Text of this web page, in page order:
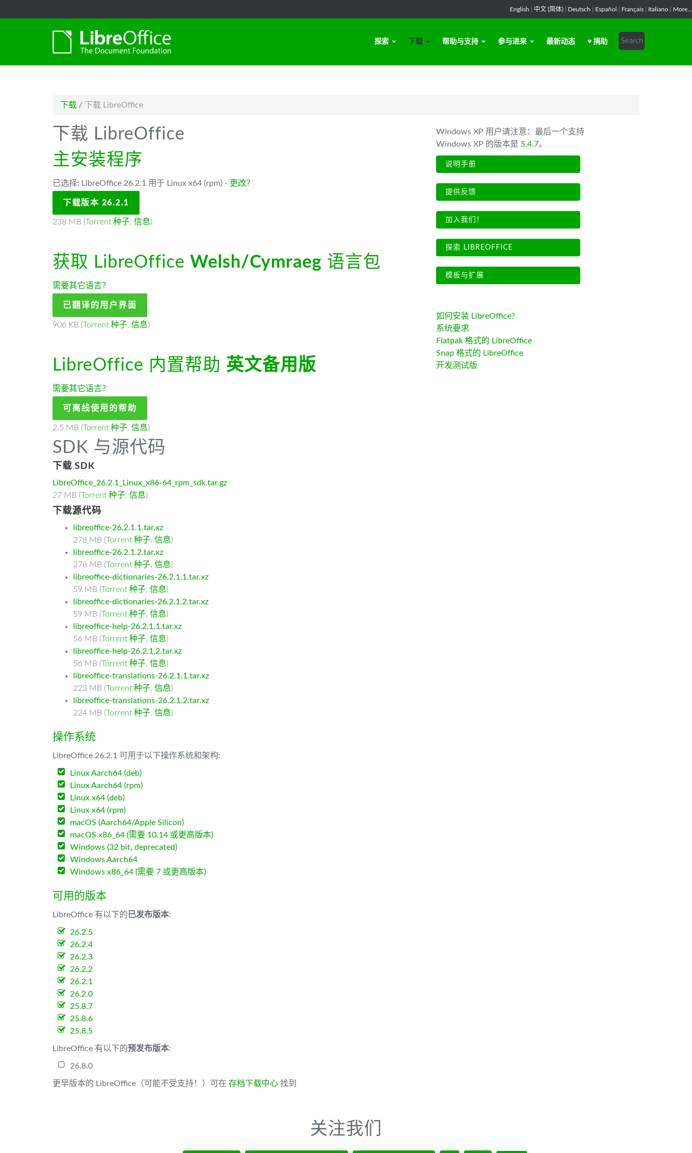
English 中文 (简体) Deutsch Español Français Italiano More...
探索 下载 帮助与支持 参与进来 最新动态 ♥ 捐助
下载 / 下载 LibreOffice
下载 LibreOffice
主安装程序
已选择: LibreOffice 26.2.1 用于 Linux x64 (rpm) - 更改？
下载版本 26.2.1
238 MB (Torrent 种子, 信息)
获取 LibreOffice Welsh/Cymraeg 语言包
需要其它语言？
已翻译的用户界面
906 KB (Torrent 种子, 信息)
LibreOffice 内置帮助 英文备用版
需要其它语言？
可离线使用的帮助
2.5 MB (Torrent 种子, 信息)
SDK 与源代码
下载 SDK
LibreOffice_26.2.1_Linux_x86-64_rpm_sdk.tar.gz
27 MB (Torrent 种子, 信息)
下载源代码
libreoffice-26.2.1.1.tar.xz
278 MB (Torrent 种子, 信息)
libreoffice-26.2.1.2.tar.xz
278 MB (Torrent 种子, 信息)
libreoffice-dictionaries-26.2.1.1.tar.xz
59 MB (Torrent 种子, 信息)
libreoffice-dictionaries-26.2.1.2.tar.xz
59 MB (Torrent 种子, 信息)
libreoffice-help-26.2.1.1.tar.xz
56 MB (Torrent 种子, 信息)
libreoffice-help-26.2.1.2.tar.xz
56 MB (Torrent 种子, 信息)
libreoffice-translations-26.2.1.1.tar.xz
223 MB (Torrent 种子, 信息)
libreoffice-translations-26.2.1.2.tar.xz
224 MB (Torrent 种子, 信息)
操作系统
LibreOffice 26.2.1 可用于以下操作系统和架构:
Linux Aarch64 (deb)
Linux Aarch64 (rpm)
Linux x64 (deb)
Linux x64 (rpm)
macOS (Aarch64/Apple Silicon)
macOS x86_64 (需要 10.14 或更高版本)
Windows (32 bit, deprecated)
Windows Aarch64
Windows x86_64 (需要 7 或更高版本)
可用的版本
LibreOffice 有以下的已发布版本:
26.2.5
26.2.4
26.2.3
26.2.2
26.2.1
26.2.0
25.8.7
25.8.6
25.8.5
LibreOffice 有以下的预发布版本:
26.8.0
更早版本的 LibreOffice（可能不受支持！）可在 存档下载中心 找到
Windows XP 用户请注意：最后一个支持
Windows XP 的版本是 5.4.7。
说明手册
提供反馈
加入我们！
探索 LIBREOFFICE
模板与扩展
如何安装 LibreOffice?
系统要求
Flatpak 格式的 LibreOffice
Snap 格式的 LibreOffice
开发测试版
关注我们